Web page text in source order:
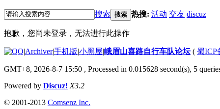
搜索 搜索 热搜: 活动 交友 discuz
抱歉，您尚未登录，无法进行此操作
|Archiver|手机版|小黑屋|峨眉山喜路自行车队论坛( 蜀ICP
GMT+8, 2026-8-7 15:50 , Processed in 0.015628 second(s), 5
Powered by Discuz! X3.2
© 2001-2013 Comsenz Inc.